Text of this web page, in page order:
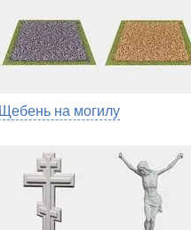
Щебень на могилу